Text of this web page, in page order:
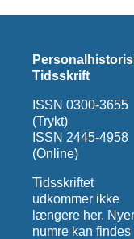
Tidsskrift
ISSN 0300-3655
(Trykt)
ISSN 2445-4958
(Online)
Tidsskriftet
udkommer ikke
længere her.
numre kan findes